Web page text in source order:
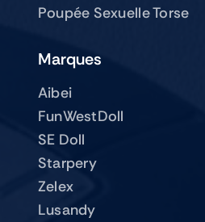
Poupée Sexuelle Torse
Marques
Aibei
FunWestDoll
SE Doll
Starpery
Zelex
Lusandy